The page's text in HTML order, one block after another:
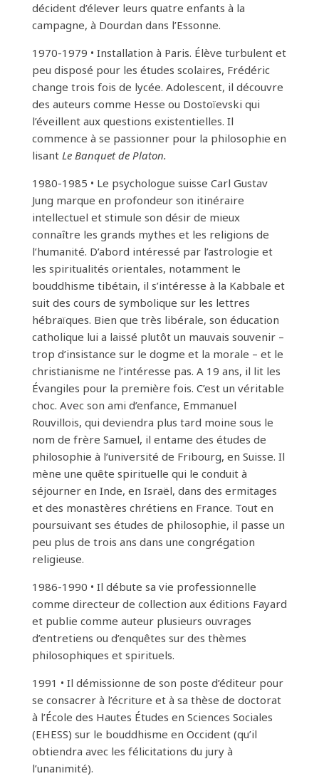
décident d’élever leurs quatre enfants à la
campagne, à Dourdan dans l’Essonne.
1970-1979 • Installation à Paris. Élève turbulent et
peu disposé pour les études scolaires, Frédéric
change trois fois de lycée. Adolescent, il découvre
des auteurs comme Hesse ou Dostoïevski qui
l’éveillent aux questions existentielles. Il
commence à se passionner pour la philosophie en
lisant Le Banquet de Platon.
1980-1985 • Le psychologue suisse Carl Gustav
Jung marque en profondeur son itinéraire
intellectuel et stimule son désir de mieux
connaître les grands mythes et les religions de
l’humanité. D’abord intéressé par l’astrologie et
les spiritualités orientales, notamment le
bouddhisme tibétain, il s’intéresse à la Kabbale et
suit des cours de symbolique sur les lettres
hébraïques. Bien que très libérale, son éducation
catholique lui a laissé plutôt un mauvais souvenir –
trop d’insistance sur le dogme et la morale – et le
christianisme ne l’intéresse pas. A 19 ans, il lit les
Évangiles pour la première fois. C’est un véritable
choc. Avec son ami d’enfance, Emmanuel
Rouvillois, qui deviendra plus tard moine sous le
nom de frère Samuel, il entame des études de
philosophie à l’université de Fribourg, en Suisse. Il
mène une quête spirituelle qui le conduit à
séjourner en Inde, en Israël, dans des ermitages
et des monastères chrétiens en France. Tout en
poursuivant ses études de philosophie, il passe un
peu plus de trois ans dans une congrégation
religieuse.
1986-1990 • Il débute sa vie professionnelle
comme directeur de collection aux éditions Fayard
et publie comme auteur plusieurs ouvrages
d’entretiens ou d’enquêtes sur des thèmes
philosophiques et spirituels.
1991 • Il démissionne de son poste d’éditeur pour
se consacrer à l’écriture et à sa thèse de doctorat
à l’École des Hautes Études en Sciences Sociales
(EHESS) sur le bouddhisme en Occident (qu’il
obtiendra avec les félicitations du jury à
l’unanimité).